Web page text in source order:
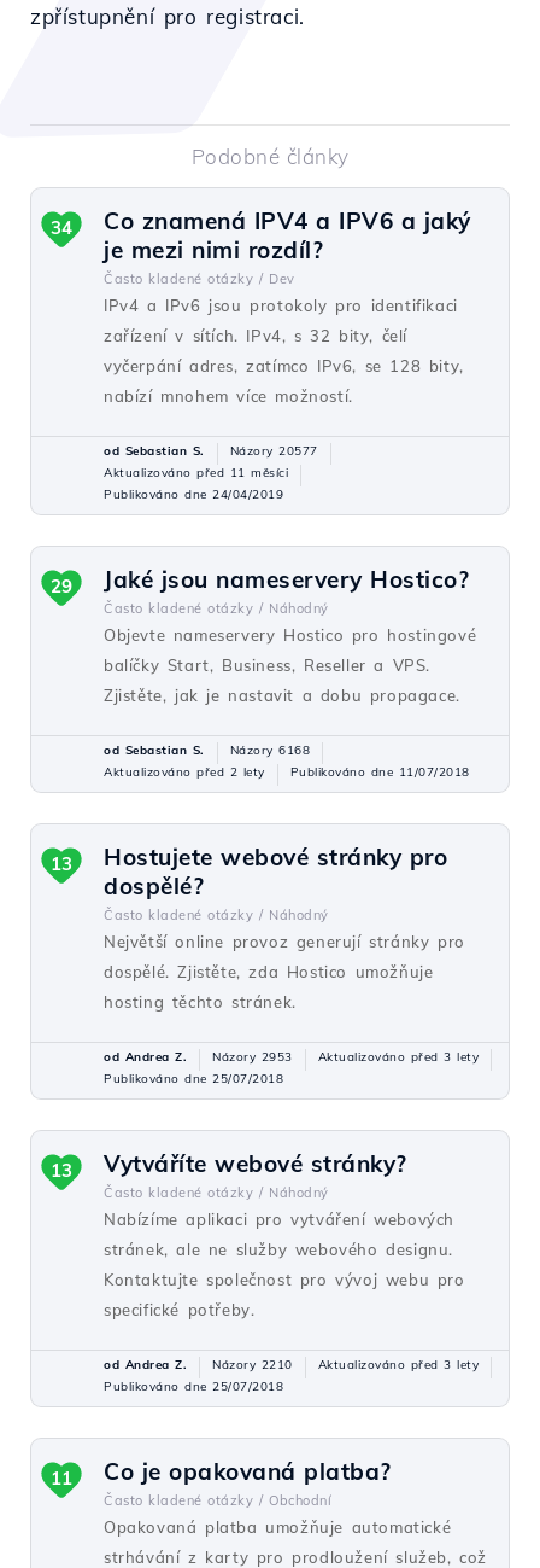
zpřístupnění pro registraci.
Podobné články
Co znamená IPV4 a IPV6 a jaký
je mezi nimi rozdíl?
Často kladené otázky / Dev
IPv4 a IPv6 jsou protokoly pro identifikaci
zařízení v sítích. IPv4, s 32 bity, čelí
vyčerpání adres, zatímco IPv6, se 128 bity,
nabízí mnohem více možností.
34
od Sebastian S.
Názory 20577
Aktualizováno před 11 měsíci
Publikováno dne 24/04/2019
Jaké jsou nameservery Hostico?
Často kladené otázky / Náhodný
Objevte nameservery Hostico pro hostingové
balíčky Start, Business, Reseller a VPS.
Zjistěte, jak je nastavit a dobu propagace.
29
od Sebastian S.
Názory 6168
Aktualizováno před 2 lety
Publikováno dne 11/07/2018
Hostujete webové stránky pro
dospělé?
Často kladené otázky / Náhodný
Největší online provoz generují stránky pro
dospělé. Zjistěte, zda Hostico umožňuje
hosting těchto stránek.
13
od Andrea Z. Názory 2953
Aktualizováno před 3 lety
Publikováno dne 25/07/2018
Vytváříte webové stránky?
Často kladené otázky / Náhodný
Nabízíme aplikaci pro vytváření webových
stránek, ale ne služby webového designu.
Kontaktujte společnost pro vývoj webu pro
specifické potřeby.
13
od Andrea Z. Názory 2210
Aktualizováno před 3 lety
Publikováno dne 25/07/2018
Co je opakovaná platba?
Často kladené otázky / Obchodní
Opakovaná platba umožňuje automatické
strhávání z karty pro prodloužení služeb, což
11